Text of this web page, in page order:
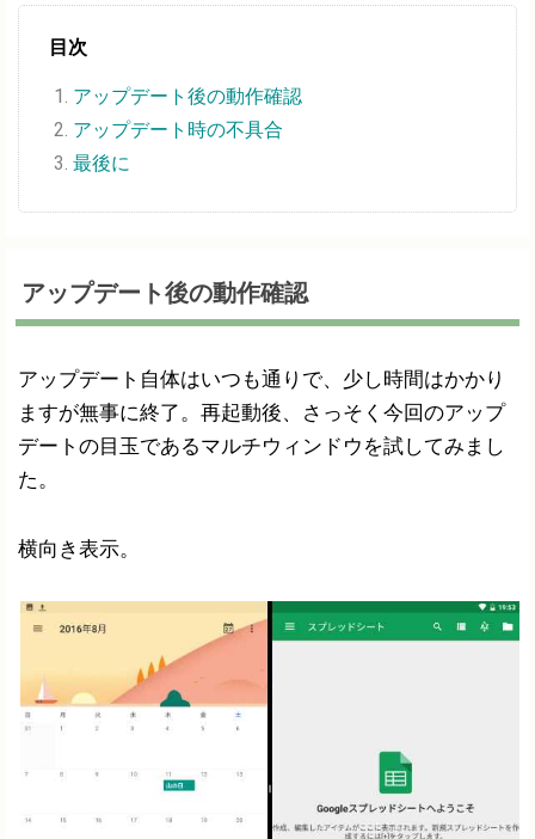
目次
アップデート後の動作確認
アップデート時の不具合
最後に
アップデート後の動作確認
アップデート自体はいつも通りで、少し時間はかかり
ますが無事に終了。再起動後、さっそく今回のアップ
デートの目玉であるマルチウィンドウを試してみまし
た。
横向き表示。